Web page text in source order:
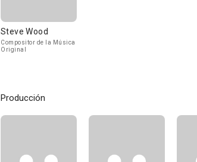
Steve Wood
Compositor de la Música
Original
Producción